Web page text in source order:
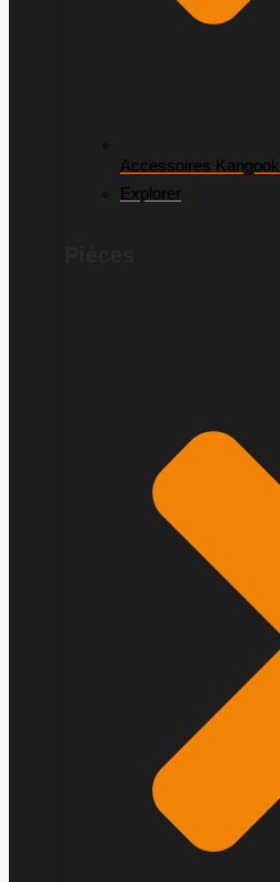
Accessoires Kangook
Explorer